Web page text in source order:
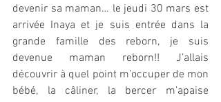
devenir sa maman… le jeudi 30 mars est
arrivée Inaya et je suis entrée dans la
grande famille des reborn, je suis
devenue maman reborn!! J’allais
découvrir à quel point m’occuper de mon
bébé, la câliner, la bercer m’apaise